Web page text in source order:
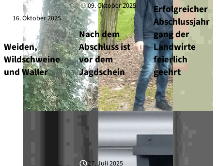
16. Oktober 2025
Weiden,
Wildschweine
und Waller
09. Oktober 2025
Nach dem
Abschluss ist
vor dem
Jagdschein
Erfolgreicher
Abschlussjahr
gang der
Landwirte
feierlich
geehrt
27. Juli 2025